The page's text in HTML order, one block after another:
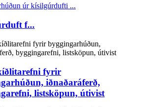
f...
fyrir
iðnaðaráferð,
listsköpun, útivist